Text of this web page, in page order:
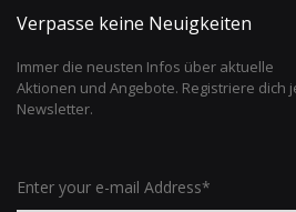
Verpasse keine Neuigkeiten
Immer die neusten Infos über aktuelle
Aktionen und Angebote. Registriere dich
Newsletter.
Enter your e-mail Address*